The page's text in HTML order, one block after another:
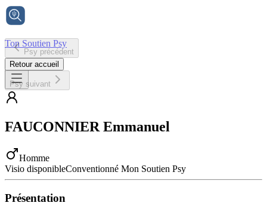
Ton Soutien Psy
Accueil
Psy précédent
Retour accueil
Psy suivant
FAUCONNIER Emmanuel
Homme
Visio disponibleConventionné Mon Soutien Psy
Présentation